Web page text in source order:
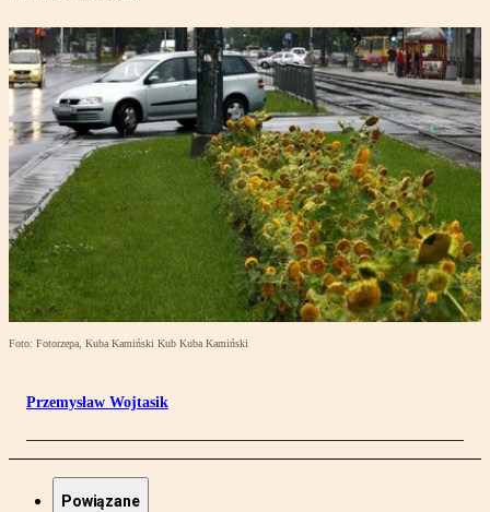
Foto: Fotorzepa, Kuba Kamiński Kub Kuba Kamiński
Przemysław Wojtasik
Powiązane